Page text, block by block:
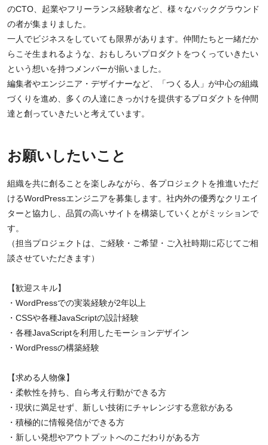
のCTO、起業やフリーランス経験者など、様々なバックグラウンド
の者が集まりました。
一人でビジネスをしていても限界があります。仲間たちと一緒だか
らこそ生まれるような、おもしろいプロダクトをつくっていきたい
という想いを持つメンバーが揃いました。
編集者やエンジニア・デザイナーなど、「つくる人」が中心の組織
づくりを進め、多くの人達にきっかけを提供するプロダクトを仲間
達と創っていきたいと考えています。
お願いしたいこと
組織を共に創ることを楽しみながら、各プロジェクトを推進いただ
けるWordPressエンジニアを募集します。社内外の優秀なクリエイ
ターと協力し、品質の高いサイトを構築していくとがミッションで
す。
（担当プロジェクトは、ご経験・ご希望・ご入社時期に応じてご相
談させていただきます）
【歓迎スキル】
・WordPressでの実装経験が2年以上
・CSSや各種JavaScriptの設計経験
・各種JavaScriptを利用したモーションデザイン
・WordPressの構築経験
【求める人物像】
・柔軟性を持ち、自ら考え行動ができる方
・現状に満足せず、新しい技術にチャレンジする意欲がある
・積極的に情報発信ができる方
・新しい発想やアウトプットへのこだわりがある方